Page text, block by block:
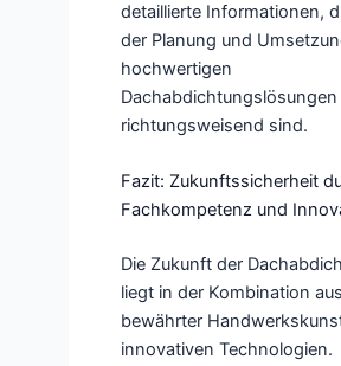
detaillierte Informationen,
der Planung und
hochwertigen
Dachabdichtungslösungen
richtungsweisend sind.
Fazit: Zukunftssicherheit
Fachkompetenz und
Die Zukunft der
liegt in der Kombination aus
bewährter
innovativen Technologien.